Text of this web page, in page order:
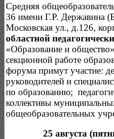
Средняя
36 имени Г.Р. Державина
Московская ул., д.126,
областной
«Образование и
секционной работе
форума примут участие:
руководителей и
по образованию;
коллективы
общеобразовательных
25 августа